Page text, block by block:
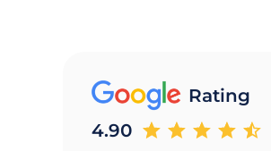
Rating
4.90